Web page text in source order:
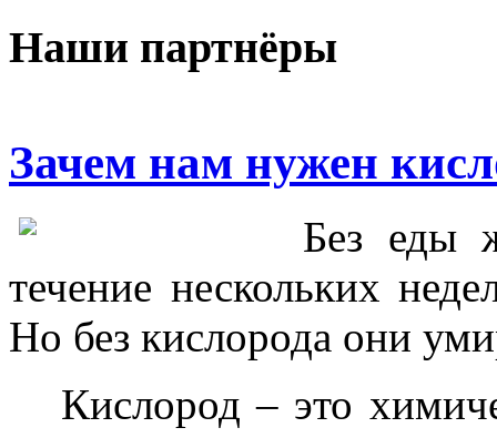
Наши партнёры
Зачем нам нужен
Без еды
течение нескольких
Но без кислорода они
Кислород – это